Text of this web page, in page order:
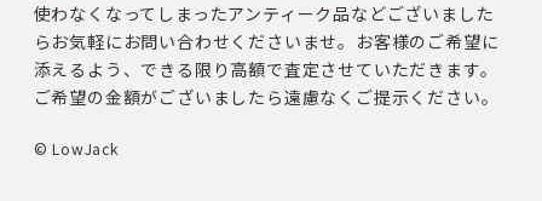
使わなくなってしまったアンティーク品などございました
らお気軽にお問い合わせくださいませ。お客様のご希望に
添えるよう、できる限り高額で査定させていただきます。
ご希望の金額がございましたら遠慮なくご提示ください。
© LowJack